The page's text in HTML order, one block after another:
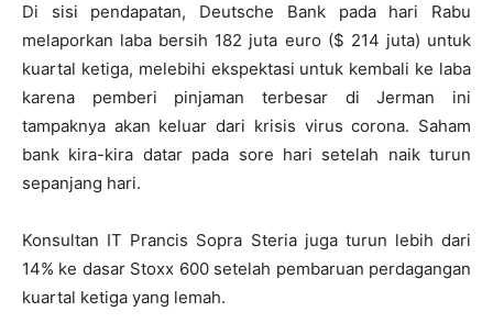
Di sisi pendapatan, Deutsche Bank pada hari Rabu
melaporkan laba bersih 182 juta euro ($ 214 juta) untuk
kuartal ketiga, melebihi ekspektasi untuk kembali ke laba
karena pemberi pinjaman terbesar di Jerman ini
tampaknya akan keluar dari krisis virus corona. Saham
bank kira-kira datar pada sore hari setelah naik turun
sepanjang hari.
Konsultan IT Prancis Sopra Steria juga turun lebih dari
14% ke dasar Stoxx 600 setelah pembaruan perdagangan
kuartal ketiga yang lemah.